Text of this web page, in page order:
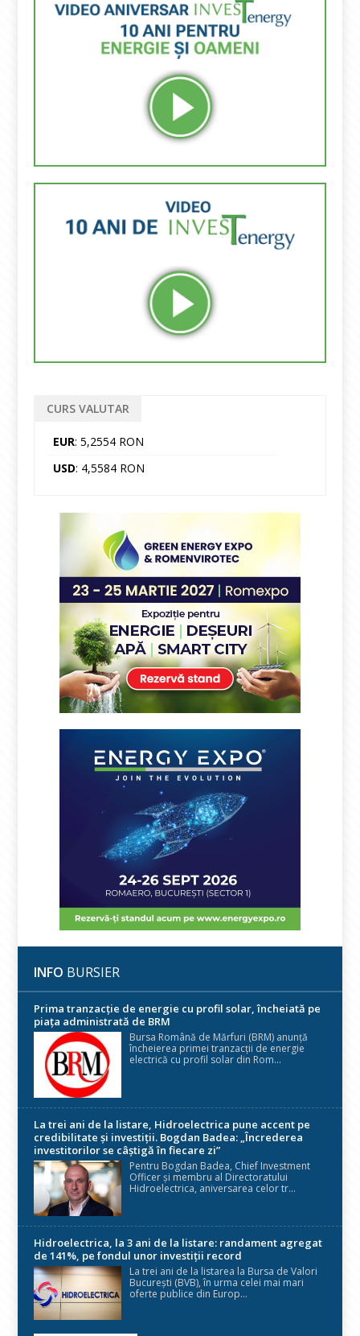
CURS VALUTAR
EUR: 5,2554 RON
USD: 4,5584 RON
INFO BURSIER
Prima tranzacție de energie cu profil solar, încheiată pe
piața administrată de BRM
Bursa Română de Mărfuri (BRM) anunță
încheierea primei tranzacții de energie
electrică cu profil solar din Rom...
La trei ani de la listare, Hidroelectrica pune accent pe
credibilitate și investiții. Bogdan Badea: „Încrederea
investitorilor se câștigă în fiecare zi”
Pentru Bogdan Badea, Chief Investment
Officer și membru al Directoratului
Hidroelectrica, aniversarea celor tr...
Hidroelectrica, la 3 ani de la listare: randament agregat
de 141%, pe fondul unor investiții record
La trei ani de la listarea la Bursa de Valori
București (BVB), în urma celei mai mari
oferte publice din Europ...